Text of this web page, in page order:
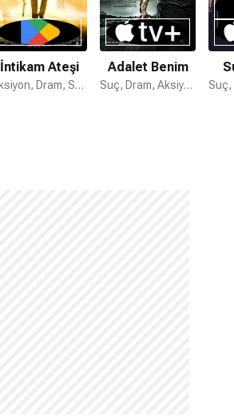
İntikam Ateşi
Aksiyon, Dram, Suç
Adalet Benim
Suç, Dram, Aksiyon